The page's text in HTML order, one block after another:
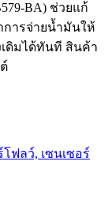
BA) ช่วยแก้
การจ่ายน้ำมันให้
ดิมได้ทันที สินค้า
ฟลว์, เซนเซอร์